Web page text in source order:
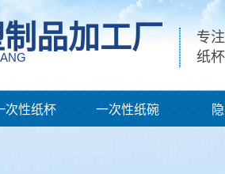
品加工厂
专
纸
次性纸杯 一次性纸碗